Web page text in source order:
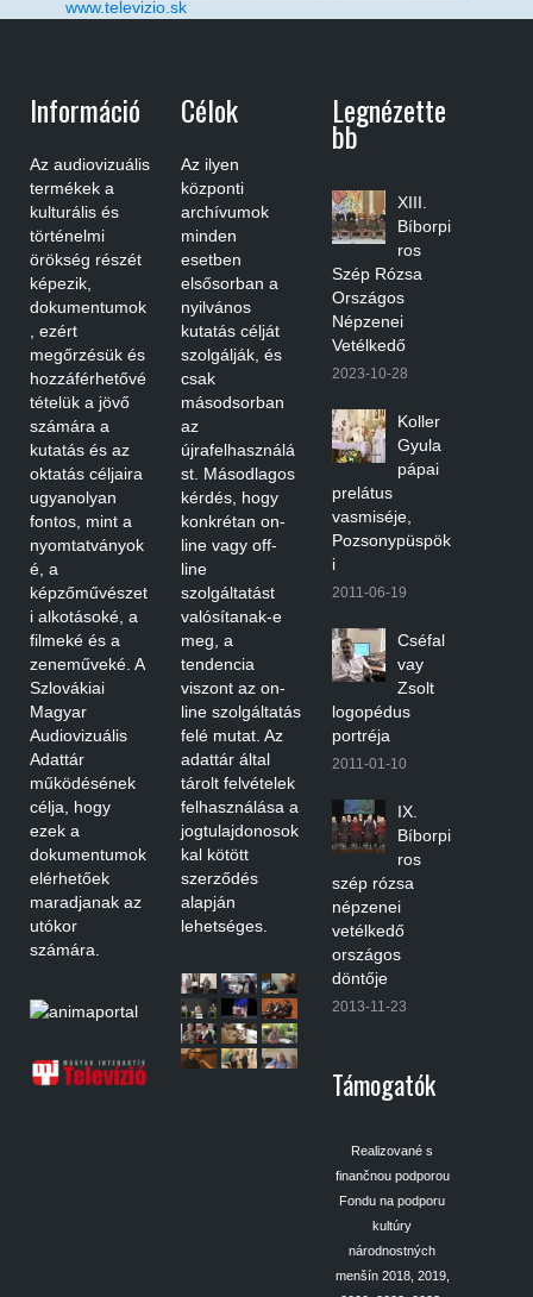
www.televizio.sk
Információ
Az audiovizuális
termékek a
kulturális és
történelmi
örökség részét
képezik,
dokumentumok
, ezért
megőrzésük és
hozzáférhetővé
tételük a jövő
számára a
kutatás és az
oktatás céljaira
ugyanolyan
fontos, mint a
nyomtatványok
é, a
képzőművészet
i alkotásoké, a
filmeké és a
zeneműveké. A
Szlovákiai
Magyar
Audiovizuális
Adattár
működésének
célja, hogy
ezek a
dokumentumok
elérhetőek
maradjanak az
utókor
számára.
Célok
Az ilyen
központi
archívumok
minden
esetben
elsősorban a
nyilvános
kutatás célját
szolgálják, és
csak
másodsorban
az
újrafelhasználá
st. Másodlagos
kérdés, hogy
konkrétan on-
line vagy off-
line
szolgáltatást
valósítanak-e
meg, a
tendencia
viszont az on-
line szolgáltatás
felé mutat. Az
adattár által
tárolt felvételek
felhasználása a
jogtulajdonosok
kal kötött
szerződés
alapján
lehetséges.
Legnézette
Bb
XIII.
Bíborpi
ros
Szép Rózsa
Országos
Népzenei
Vetélkedő
2023-10-28
Koller
Gyula
pápai
prelátus
vasmiséje,
Pozsonypüspök
i
2011-06-19
Cséfal
vay
Zsolt
logopédus
portréja
2011-01-10
IX.
Bíborpi
ros
szép rózsa
népzenei
vetélkedő
országos
döntője
2013-11-23
Támogatók
Realizované s
finančnou podporou
Fondu na podporu
kultúry
národnostných
menšín 2018, 2019,